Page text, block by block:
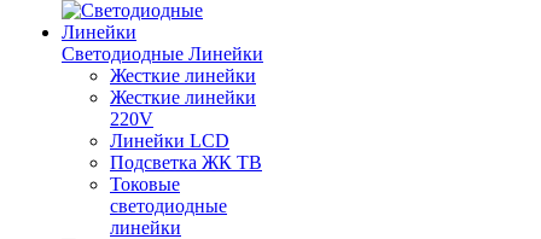
Светодиодные Линейки
Жесткие линейки
Жесткие линейки
220V
Линейки LCD
Подсветка ЖК ТВ
Токовые
светодиодные
линейки